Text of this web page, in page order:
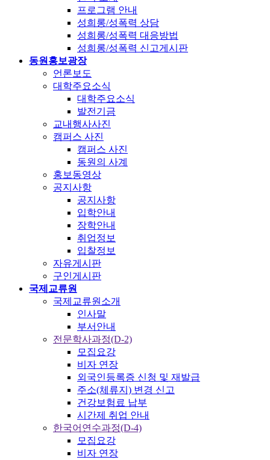
프로그램 안내
성희롱/성폭력 상담
성희롱/성폭력 대응방법
성희롱/성폭력 신고게시판
동원홍보광장
언론보도
대학주요소식
대학주요소식
발전기금
교내행사사진
캠퍼스 사진
캠퍼스 사진
동원의 사계
홍보동영상
공지사항
공지사항
입학안내
장학안내
취업정보
입찰정보
자유게시판
구인게시판
국제교류원
국제교류원소개
인사말
부서안내
전문학사과정(D-2)
모집요강
비자 연장
외국인등록증 신청 및 재발급
주소(체류지) 변경 신고
건강보험료 납부
시간제 취업 안내
한국어연수과정(D-4)
모집요강
비자 연장